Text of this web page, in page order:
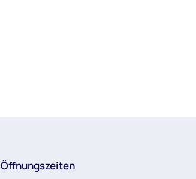
Öffnungszeiten